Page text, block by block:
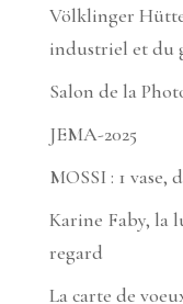
Völklinger
industriel et du
Salon de la
JEMA-2025
MOSSI : 1 vase,
Karine Faby, la
regard
La carte de